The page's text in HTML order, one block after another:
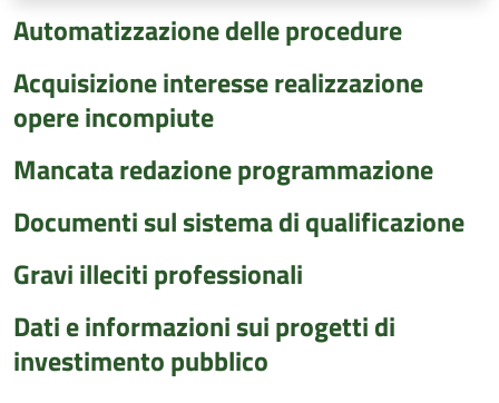
Automatizzazione delle procedure
Acquisizione interesse realizzazione
opere incompiute
Mancata redazione programmazione
Documenti sul sistema di qualificazione
Gravi illeciti professionali
Dati e informazioni sui progetti di
investimento pubblico